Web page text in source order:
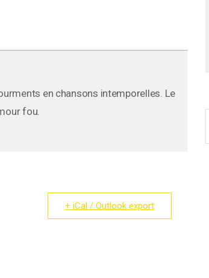
en chansons intemporelles. Le
fou.
+ iCal / Outlook export